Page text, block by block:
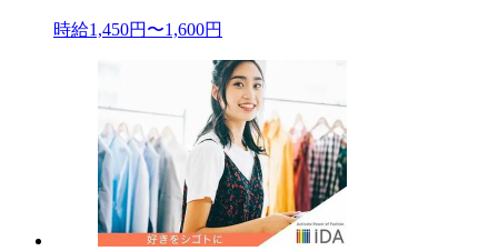
時給1,450円〜1,600円